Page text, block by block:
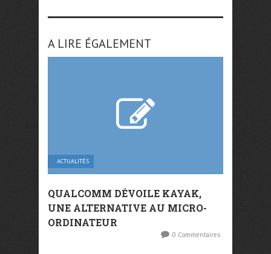
A LIRE ÉGALEMENT
ACTUALITÉS
QUALCOMM DÉVOILE KAYAK,
UNE ALTERNATIVE AU MICRO-
ORDINATEUR
0 Commentaires